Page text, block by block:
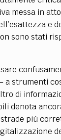
messa in
e
sono stati
a strumenti
di
denota
più